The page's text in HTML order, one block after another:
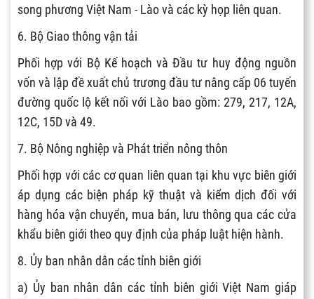
song phương Việt Nam - Lào và các kỳ họp liên quan.
6. Bộ Giao thông vận tải
Phối hợp với Bộ Kế hoạch và Đầu tư huy động nguồn
vốn và lập đề xuất chủ trương đầu tư nâng cấp 06 tuyến
đường quốc lộ kết nối với Lào bao gồm: 279, 217, 12A,
12C, 15D và 49.
7. Bộ Nông nghiệp và Phát triển nông thôn
Phối hợp với các cơ quan liên quan tại khu vực biên giới
áp dụng các biện pháp kỹ thuật và kiểm dịch đối với
hàng hóa vận chuyển, mua bán, lưu thông qua các cửa
khẩu biên giới theo quy định của pháp luật hiện hành.
8. Ủy ban nhân dân các tỉnh biên giới
a) Ủy ban nhân dân các tỉnh biên giới Việt Nam giáp